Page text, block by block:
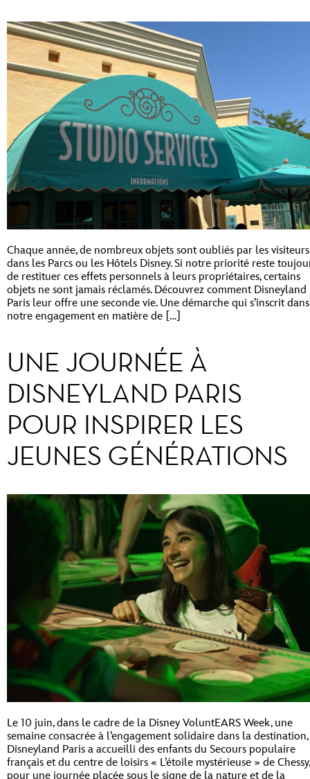
Chaque année, de nombreux objets sont oubliés par les visiteurs
dans les Parcs ou les Hôtels Disney. Si notre priorité reste
de restituer ces effets personnels à leurs propriétaires, certains
objets ne sont jamais réclamés. Découvrez comment Disneyland
Paris leur offre une seconde vie. Une démarche qui s’inscrit dans
notre engagement en matière de […]
UNE JOURNÉE À
DISNEYLAND PARIS
POUR INSPIRER LES
JEUNES GÉNÉRATIONS
Le 10 juin, dans le cadre de la Disney VoluntEARS Week, une
semaine consacrée à l’engagement solidaire dans la destination,
Disneyland Paris a accueilli des enfants du Secours populaire
français et du centre de loisirs « L’étoile mystérieuse » de Chessy,
pour une journée placée sous le signe de la nature et de la